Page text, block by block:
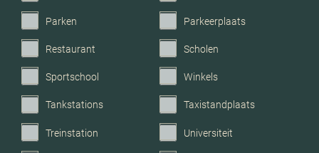
Parken Parkeerplaats
Restaurant Scholen
Sportschool Winkels
Tankstations Taxistandplaats
Treinstation Universiteit